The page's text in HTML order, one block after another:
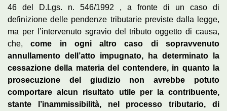
46 del D.Lgs. n. 546/1992 , a fronte di un caso di
definizione delle pendenze tributarie previste dalla legge,
ma per l’intervenuto sgravio del tributo oggetto di causa,
che,come in ogni altro caso di sopravvenuto
annullamento dell’atto impugnato, ha determinato la
cessazione della materia del contendere, in quanto la
prosecuzione del giudizio non avrebbe potuto
comportare alcun risultato utile per la contribuente,
stante l’inammissibilità, nel processo tributario, di